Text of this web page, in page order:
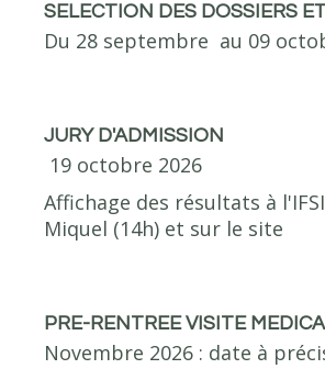
SELECTION DES DOSSIERS
Du 28 septembre au 09
JURY D'ADMISSION
19 octobre 2026
Affichage des résultats à
Miquel (14h) et sur le site
PRE-RENTREE VISITE
Novembre 2026 : date à